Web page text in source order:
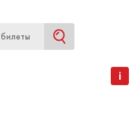
i